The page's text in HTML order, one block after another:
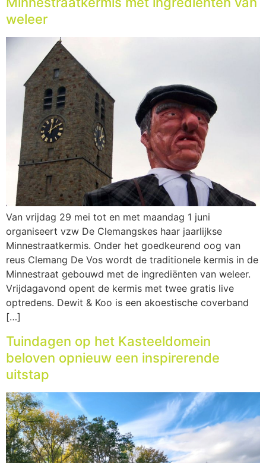
weleer
Van vrijdag 29 mei tot en met maandag 1 juni
organiseert vzw De Clemangskes haar jaarlijkse
Minnestraatkermis. Onder het goedkeurend oog van
reus Clemang De Vos wordt de traditionele kermis in de
Minnestraat gebouwd met de ingrediënten van weleer.
Vrijdagavond opent de kermis met twee gratis live
optredens. Dewit & Koo is een akoestische coverband
[…]
Tuindagen op het Kasteeldomein
beloven opnieuw een inspirerende
uitstap